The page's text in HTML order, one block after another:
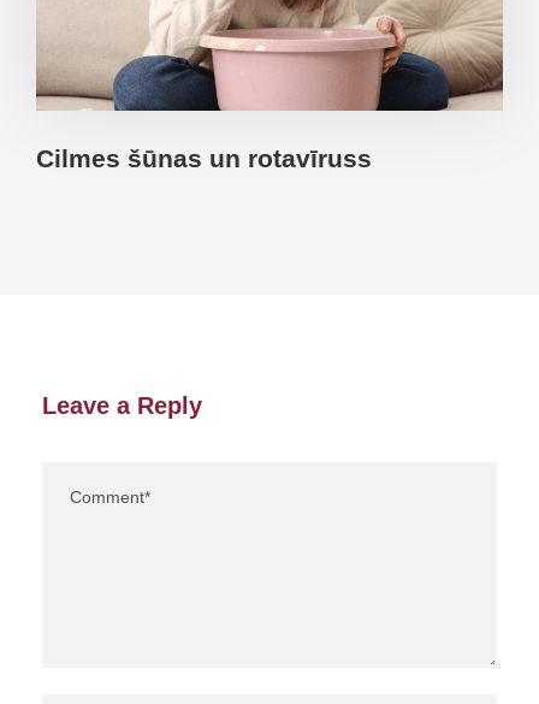
Cilmes šūnas un rotavīruss
Leave a Reply